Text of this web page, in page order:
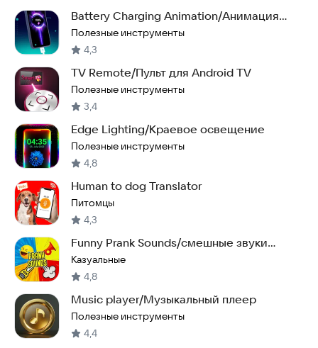
Battery Charging Animation/Анимация
зарядки
Полезные инструменты
4,3
TV Remote/Пульт для Android TV
Полезные инструменты
3,4
Edge Lighting/Краевое освещение
Полезные инструменты
4,8
Human to dog Translator
Питомцы
4,3
Funny Prank Sounds/смешные звуки
розыгрыша
Казуальные
4,8
Music player/Музыкальный плеер
Полезные инструменты
4,4